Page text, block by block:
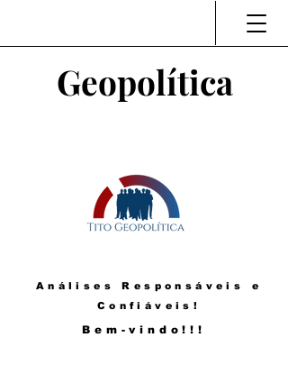
Geopolítica
Análises Responsáveis e
Confiáveis!
Bem-vindo!!!